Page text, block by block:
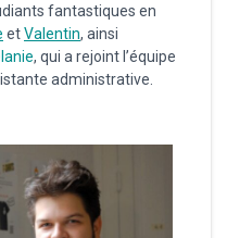
fantastiques en
etValentin, ainsi
, qui a rejoint l’équipe
administrative.